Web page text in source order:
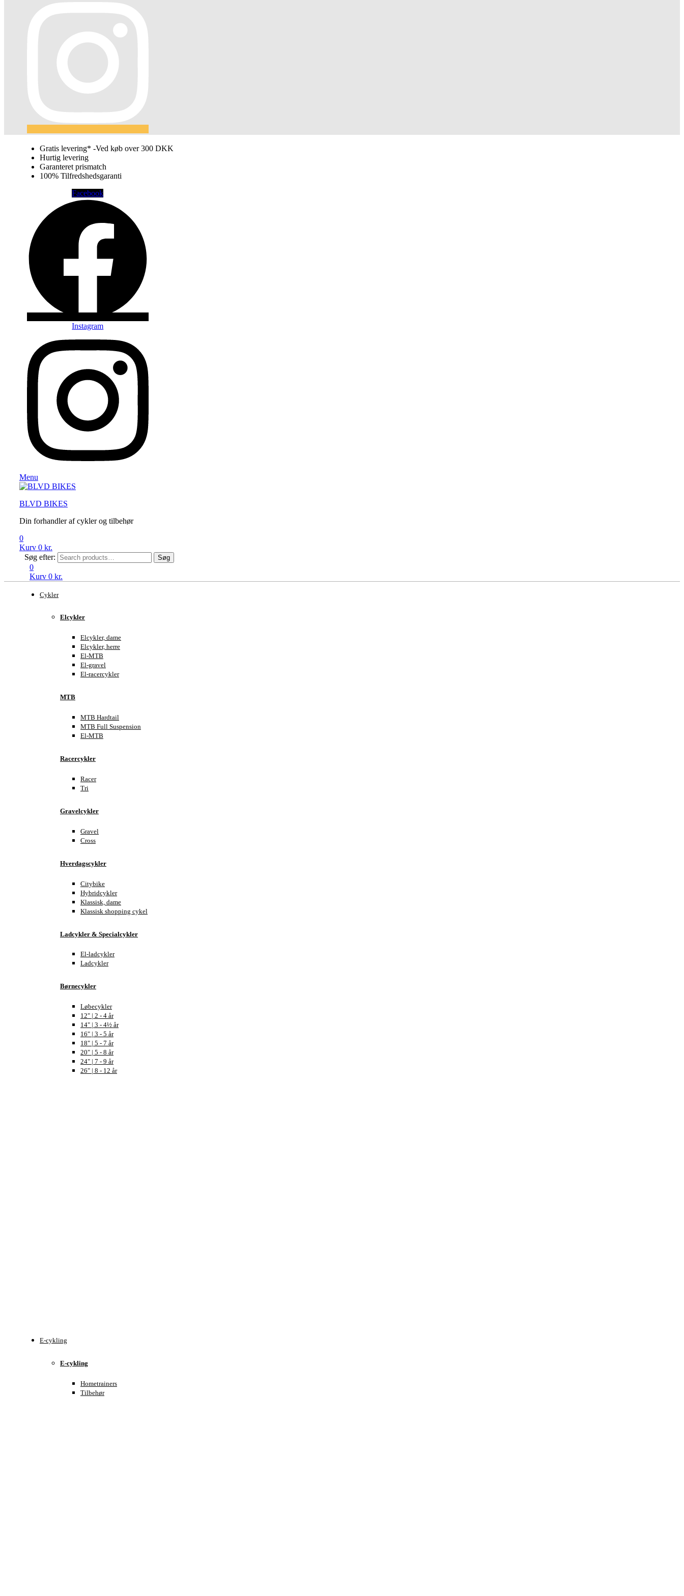
Gratis levering* -Ved køb over 300 DKK
Hurtig levering
Garanteret prismatch
100% Tilfredshedsgaranti
Facebook
Instagram
Menu
BLVD BIKES
Din forhandler af cykler og tilbehør
0
Kurv 0 kr.
Søg efter:
Søg
0
Kurv 0 kr.
Cykler
Elcykler
Elcykler, dame
Elcykler, herre
El-MTB
El-gravel
El-racercykler
MTB
MTB Hardtail
MTB Full Suspension
El-MTB
Racercykler
Racer
Tri
Gravelcykler
Gravel
Cross
Hverdagscykler
Citybike
Hybridcykler
Klassisk, dame
Klassisk shopping cykel
Ladcykler & Specialcykler
El-ladcykler
Ladcykler
Børnecykler
Løbecykler
12" | 2 - 4 år
14" | 3 - 4½ år
16" | 3 - 5 år
18" | 5 - 7 år
20" | 5 - 8 år
24" | 7 - 9 år
26" | 8 - 12 år
E-cykling
E-cykling
Hometrainers
Tilbehør